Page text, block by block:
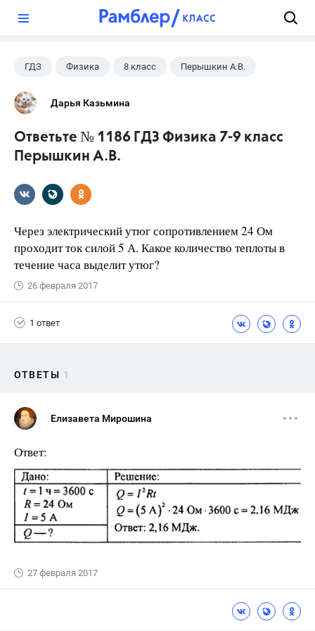
ГДЗ Физика 8 класс Перышкин А.В.
Дарья Казьмина
Ответьте № 1186 ГДЗ Физика 7-9 класс
Перышкин А.В.
Через электрический утюг сопротивлением 24 Ом
проходит ток силой 5 А. Какое количество теплоты в
течение часа выделит утюг?
26 февраля 2017
1 ответ
ОТВЕТЫ 1
Елизавета Мирошина
Ответ:
27 февраля 2017